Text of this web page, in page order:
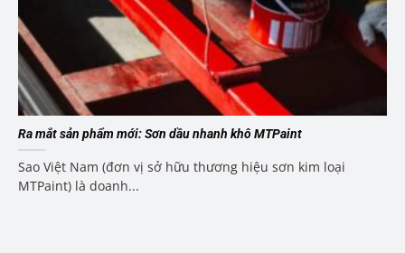
Ra mắt sản phẩm mới: Sơn dầu nhanh khô MTPaint
Sao Việt Nam (đơn vị sở hữu thương hiệu sơn kim loại
MTPaint) là doanh...